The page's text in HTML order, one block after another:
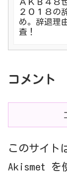
２０１８の
め。辞退理
査！
コメント
このサイト
Akismet を